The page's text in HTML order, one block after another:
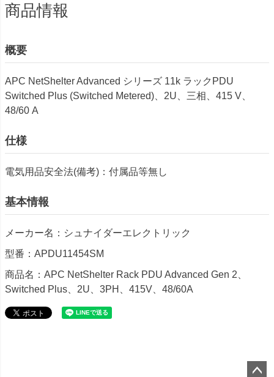
商品情報
概要
APC NetShelter Advanced シリーズ 11k ラックPDU
Switched Plus (Switched Metered)、2U、三相、415 V、
48/60 A
仕様
電気用品安全法(備考)：付属品等無し
基本情報
メーカー名：シュナイダーエレクトリック
型番：APDU11454SM
商品名：APC NetShelter Rack PDU Advanced Gen 2、
Switched Plus、2U、3PH、415V、48/60A